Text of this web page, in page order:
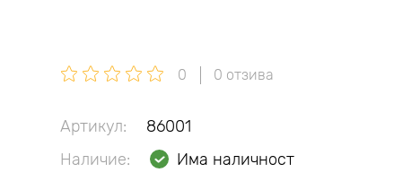
0 0 отзива
Артикул:
86001
Наличие:
Има наличност